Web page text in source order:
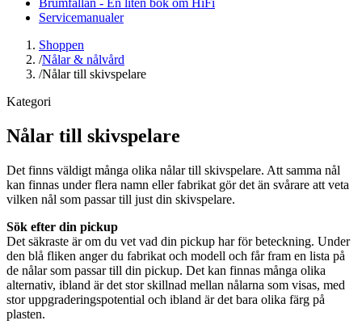
Servicemanualer
Shoppen
/Nålar & nålvård
/Nålar till skivspelare
Kategori
Nålar till skivspelare
Det finns väldigt många olika nålar till skivspelare. Att samma nål
kan finnas under flera namn eller fabrikat gör det än svårare att veta
vilken nål som passar till just din skivspelare.
Sök efter din pickup
Det säkraste är om du vet vad din pickup har för beteckning. Under
den blå fliken anger du fabrikat och modell och får fram en lista på
de nålar som passar till din pickup. Det kan finnas många olika
alternativ, ibland är det stor skillnad mellan nålarna som visas, med
stor uppgraderingspotential och ibland är det bara olika färg på
plasten.